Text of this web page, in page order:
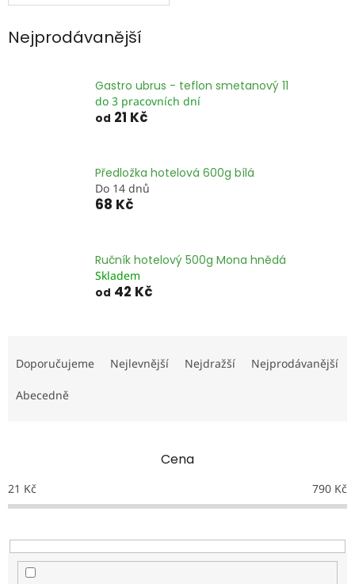
Nejprodávanější
Gastro ubrus - teflon smetanový 11
do 3 pracovních dní
od 21 Kč
Předložka hotelová 600g bílá
Do 14 dnů
68 Kč
Ručník hotelový 500g Mona hnědá
Skladem
od 42 Kč
a
e
o
d
k
t
Doporučujeme Nejlevnější Nejdražší Nejprodávanější
Abecedně
Cena
21 Kč 790 Kč